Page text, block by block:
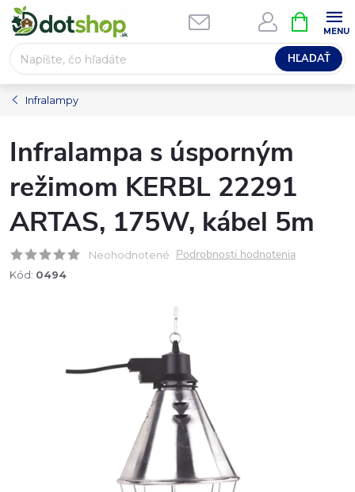
Prejsť
na
obsah
HĽADAŤ
KOŠÍK
Infralampy
Infralampa s úsporným
režimom KERBL 22291
ARTAS, 175W, kábel 5m
Neohodnotené Podrobnosti hodnotenia
Kód: 0494